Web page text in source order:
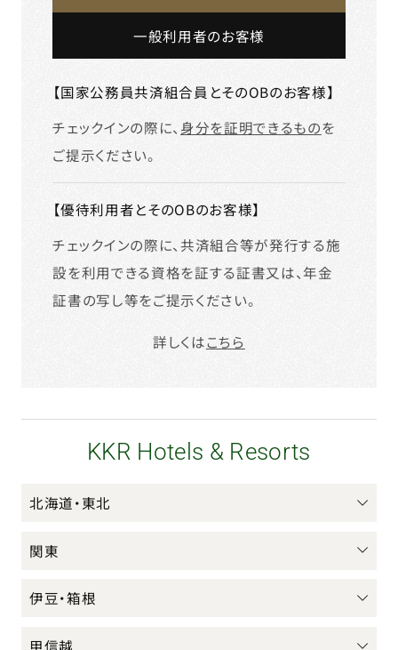
一般利用者のお客様
【国家公務員共済組合員とそのOBのお客様】
チェックインの際に、 身分を証明できるものを
ご提示ください。
【優待利用者とそのOBのお客様】
チェックインの際に、共済組合等が発行する施
設を利用できる資格を証する証書又は、年金
証書の写し等をご提示ください。
詳しくはこちら
KKR Hotels & Resorts
北海道・東北
関東
伊豆・箱根
甲信越